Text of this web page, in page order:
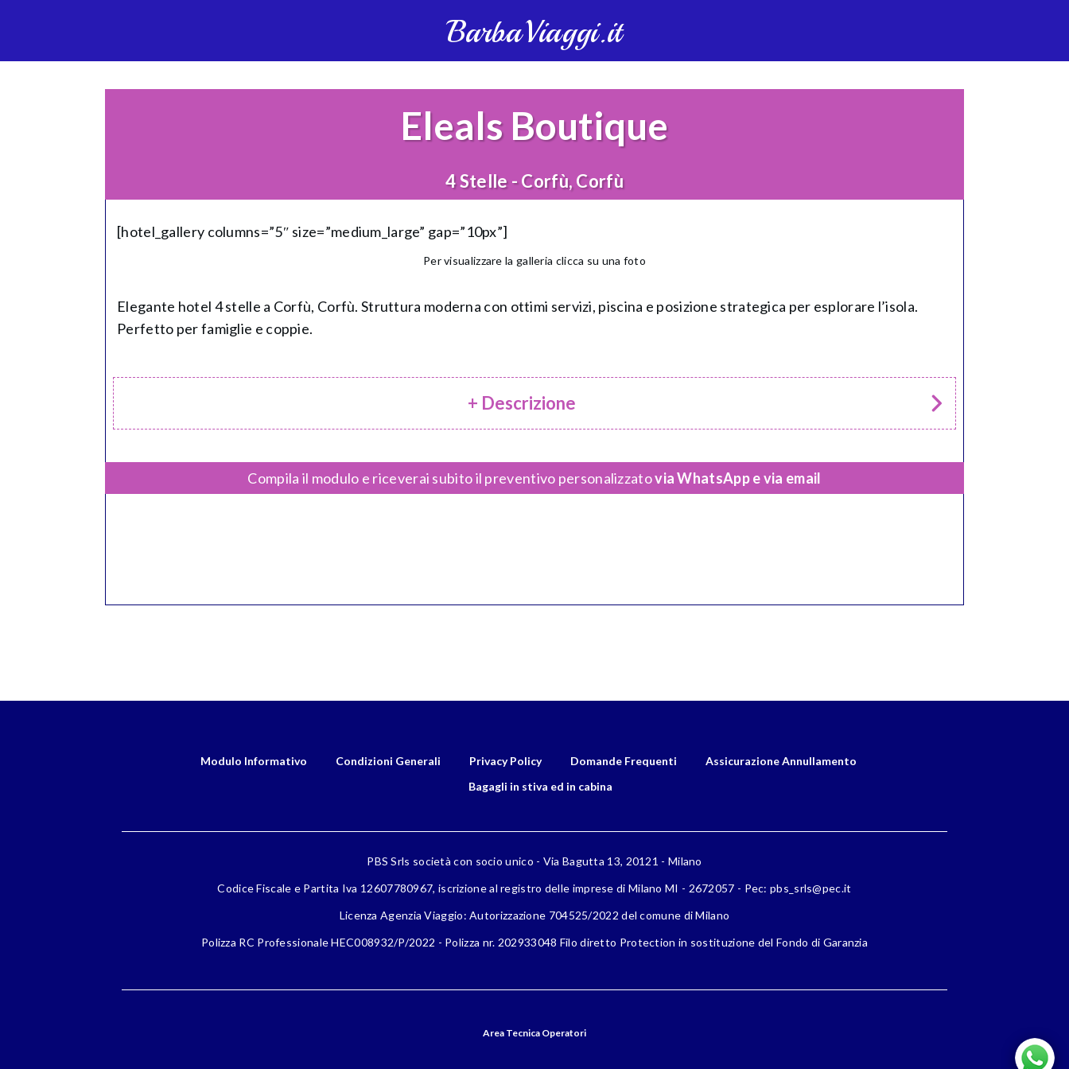
BarbaViaggi.it
Eleals Boutique
4 Stelle - Corfù, Corfù
[hotel_gallery columns=”5″ size=”medium_large” gap=”10px”]
Per visualizzare la galleria clicca su una foto
Elegante hotel 4 stelle a Corfù, Corfù. Struttura moderna con ottimi servizi, piscina e posizione strategica per esplorare l’isola.
Perfetto per famiglie e coppie.
+ Descrizione
Compila il modulo e riceverai subito il preventivo personalizzatovia WhatsApp e via email
Modulo Informativo Condizioni Generali Privacy Policy Domande Frequenti
Assicurazione Annullamento
Bagagli in stiva ed in cabina
PBS Srls società con socio unico - Via Bagutta 13, 20121 - Milano
Codice Fiscale e Partita Iva 12607780967, iscrizione al registro delle imprese di Milano MI - 2672057 - Pec: pbs_srls@pec.it
Licenza Agenzia Viaggio: Autorizzazione 704525/2022 del comune di Milano
Polizza RC Professionale HEC008932/P/2022 - Polizza nr. 202933048 Filo diretto Protection in sostituzione del Fondo di Garanzia
Area Tecnica Operatori